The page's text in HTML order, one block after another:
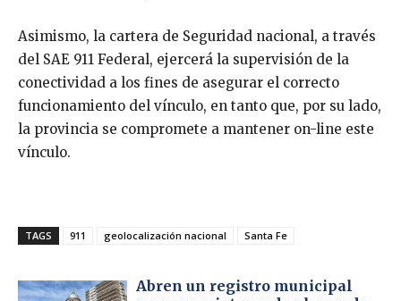
Asimismo, la cartera de Seguridad nacional, a través
del SAE 911 Federal, ejercerá la supervisión de la
conectividad a los fines de asegurar el correcto
funcionamiento del vínculo, en tanto que, por su lado,
la provincia se compromete a mantener on-line este
vínculo.
TAGS 911 geolocalización nacional Santa Fe
Abren un registro municipal